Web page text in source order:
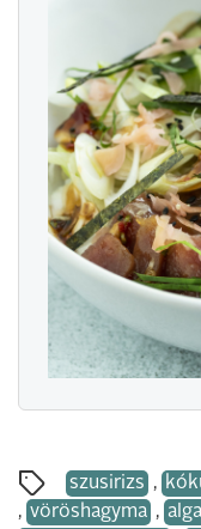
szusirizs ,
, vöröshagyma ,